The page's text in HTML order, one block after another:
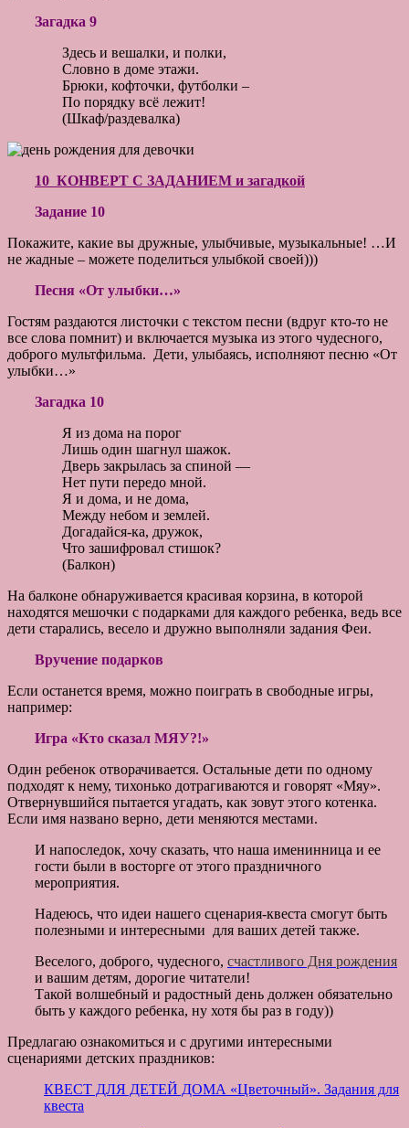
Загадка 9
Здесь и вешалки, и полки,
Словно в доме этажи.
Брюки, кофточки, футболки –
По порядку всё лежит!
(Шкаф/раздевалка)
10 КОНВЕРТ С ЗАДАНИЕМ и загадкой
Задание 10
Покажите, какие вы дружные, улыбчивые, музыкальные! …И
не жадные – можете поделиться улыбкой своей)))
Песня «От улыбки…»
Гостям раздаются листочки с текстом песни (вдруг кто-то не
все слова помнит) и включается музыка из этого чудесного,
доброго мультфильма. Дети, улыбаясь, исполняют песню «От
улыбки…»
Загадка 10
Я из дома на порог
Лишь один шагнул шажок.
Дверь закрылась за спиной —
Нет пути передо мной.
Я и дома, и не дома,
Между небом и землей.
Догадайся-ка, дружок,
Что зашифровал стишок?
(Балкон)
На балконе обнаруживается красивая корзина, в которой
находятся мешочки с подарками для каждого ребенка, ведь все
дети старались, весело и дружно выполняли задания Феи.
Вручение подарков
Если останется время, можно поиграть в свободные игры,
например:
Игра «Кто сказал МЯУ?!»
Один ребенок отворачивается. Остальные дети по одному
подходят к нему, тихонько дотрагиваются и говорят «Мяу».
Отвернувшийся пытается угадать, как зовут этого котенка.
Если имя названо верно, дети меняются местами.
И напоследок, хочу сказать, что наша именинница и ее
гости были в восторге от этого праздничного
мероприятия.
Надеюсь, что идеи нашего сценария-квеста смогут быть
полезными и интересными для ваших детей также.
Веселого, доброго, чудесного, счастливого Дня рождения
и вашим детям, дорогие читатели!
Такой волшебный и радостный день должен обязательно
быть у каждого ребенка, ну хотя бы раз в году))
Предлагаю ознакомиться и с другими интересными
сценариями детских праздников:
КВЕСТ ДЛЯ ДЕТЕЙ ДОМА «Цветочный». Задания для
квеста